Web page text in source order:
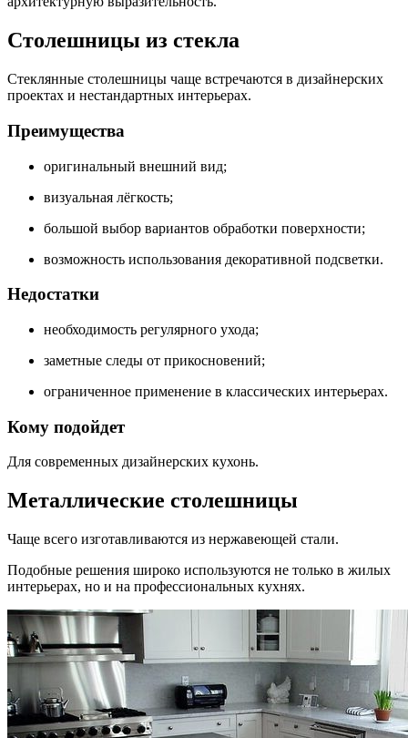
Столешницы из стекла
Стеклянные столешницы чаще встречаются в дизайнерских
проектах и нестандартных интерьерах.
Преимущества
оригинальный внешний вид;
визуальная лёгкость;
большой выбор вариантов обработки поверхности;
возможность использования декоративной подсветки.
Недостатки
необходимость регулярного ухода;
заметные следы от прикосновений;
ограниченное применение в классических интерьерах.
Кому подойдет
Для современных дизайнерских кухонь.
Металлические столешницы
Чаще всего изготавливаются из нержавеющей стали.
Подобные решения широко используются не только в жилых
интерьерах, но и на профессиональных кухнях.